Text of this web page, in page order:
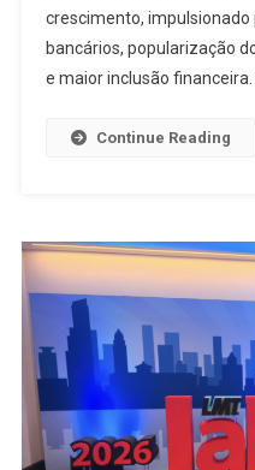
crescimento,
bancários, popularização
e maior inclusão
Continue Reading